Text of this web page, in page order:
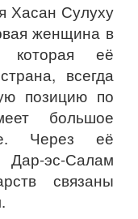
Хасан Сулуху
женщина в
которая её
всегда
позицию по
большое
Через её
эс-Салам
связаны